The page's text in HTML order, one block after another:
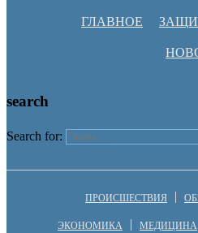
ГЛАВНОЕ
search
Search for:
ПРОИСШЕСТВИЯ
ЭКОНОМИКА МЕДИЦИНА